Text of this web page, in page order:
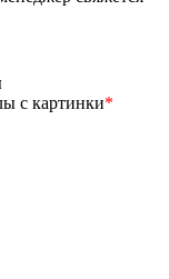
с картинки*